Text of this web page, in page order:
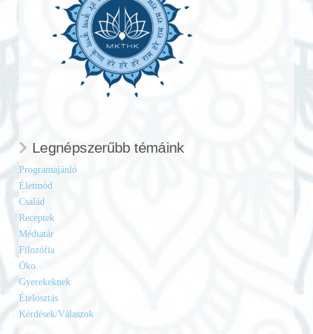
Legnépszerűbb témáink
Programajánló
Életmód
Család
Receptek
Médiatár
Filozófia
Öko
Gyerekeknek
Ételosztás
Kérdések/Válaszok